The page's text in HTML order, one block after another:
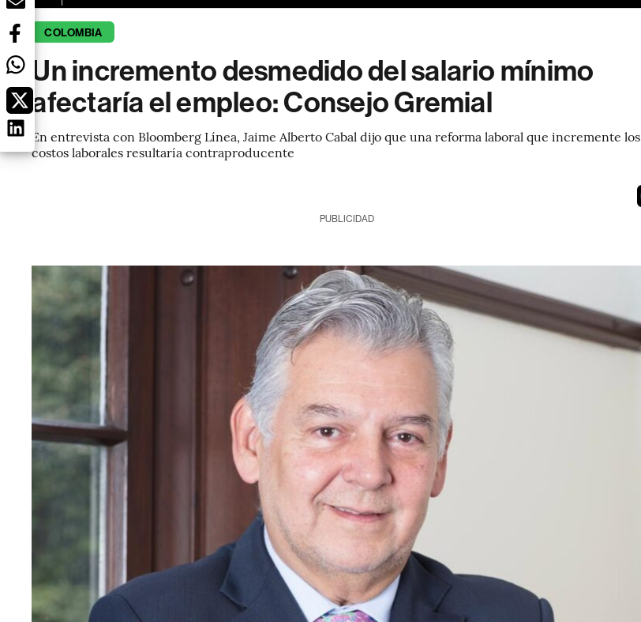
COLOMBIA
Un incremento desmedido del salario mínimo
afectaría el empleo: Consejo Gremial
En entrevista con Bloomberg Línea, Jaime Alberto Cabal dijo que una reforma laboral que incremente los
costos laborales resultaría contraproducente
PUBLICIDAD